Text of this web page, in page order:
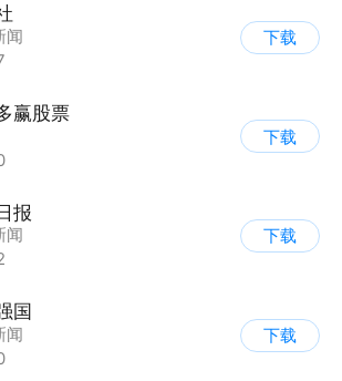
闻
下载
赢股票
下载
报
闻
下载
国
闻
下载